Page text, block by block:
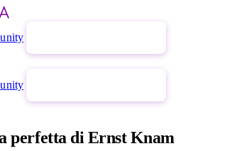
perfetta di Ernst Knam